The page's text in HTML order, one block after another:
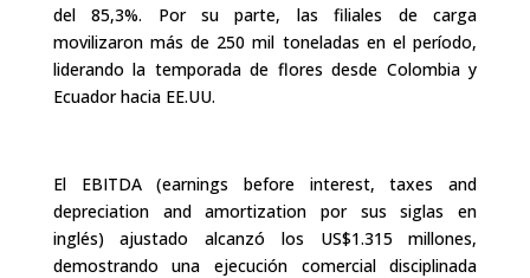
del 85,3%. Por su parte, las filiales de carga
movilizaron más de 250 mil toneladas en el período,
liderando la temporada de flores desde Colombia y
Ecuador hacia EE.UU.
El EBITDA (earnings before interest, taxes and
depreciation and amortization por sus siglas en
inglés) ajustado alcanzó los US$1.315 millones,
demostrando una ejecución comercial disciplinada